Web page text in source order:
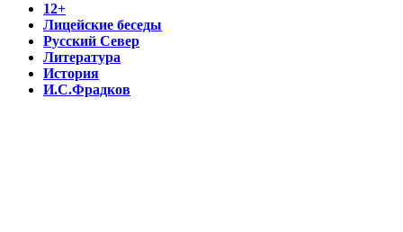
12+
Лицейские беседы
Русский Север
Литература
История
И.С.Фрадков